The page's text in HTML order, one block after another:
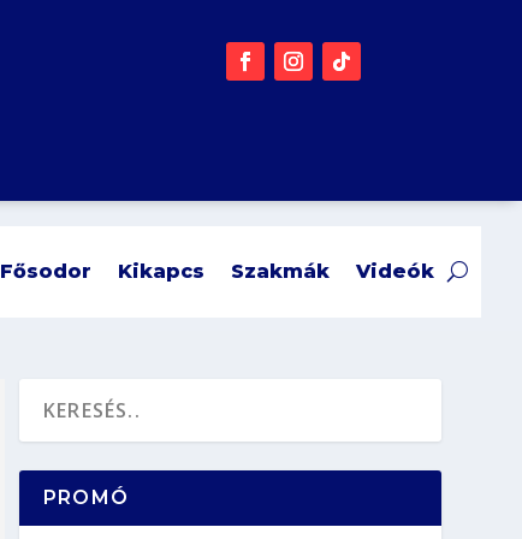
Fősodor Kikapcs Szakmák Videók
PROMÓ